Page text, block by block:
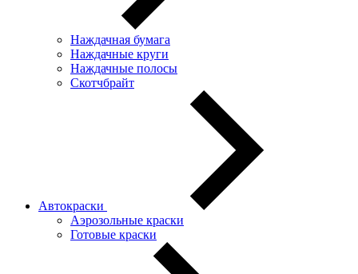
Наждачная бумага
Наждачные круги
Наждачные полосы
Скотчбрайт
Автокраски
Аэрозольные краски
Готовые краски